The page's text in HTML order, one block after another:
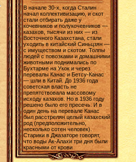
В начале 30-х, когда Сталин
начал коллективизацию, и скот
стали отбирать даже у
кочевников и полукочевников —
казахов, тысячи из них — из
Восточного Казахстана, стали
уходить в китайский Синьцзян —
с имуществом и скотом. Толпы
людей с повозками и домашними
животными поднимались по
Бухтарме на Укок и через
перевалы Канас и Бетсу-Канас
— шли в Китай. До 1936 года
советская власть не
препятствовала массовому
исходу казахов. Но в 1936 году
решено было его пресечь. И в
один день на перевале Канас
был расстрелян целый казахский
род (предположительно,
несколько сотен человек).
Старики в Джазаторе говорят,
что воды Ак-Алахи три дня были
красными от крови